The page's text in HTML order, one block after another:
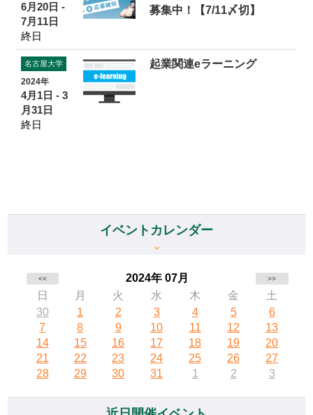
6月20日 -
7月11日
終日
募集中！【7/11〆切】
名古屋大学
2024年
4月1日 - 3
月31日
終日
起業関連eラーニング
イベントカレンダー
<< 2024年 07月 >>
日 月 火 水 木 金
土
30
1 2 3 4 5
6
7
8 9 10 11 12
13
14
15 16 17 18 19
20
21
22 23 24 25 26
27
28
29 30 31 1 2 3